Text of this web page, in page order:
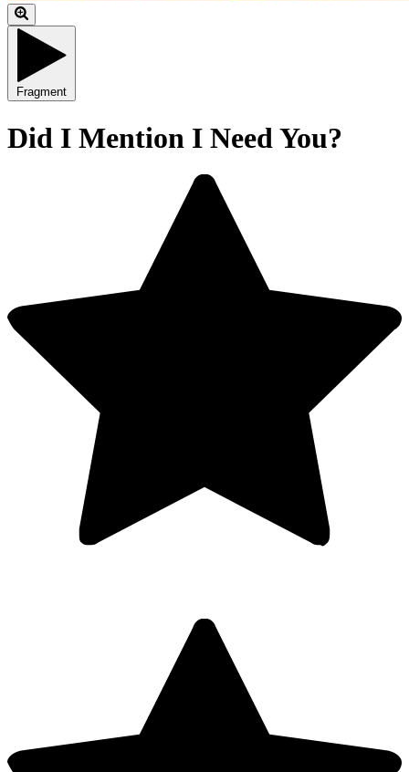
Fragment
Did I Mention I Need You?